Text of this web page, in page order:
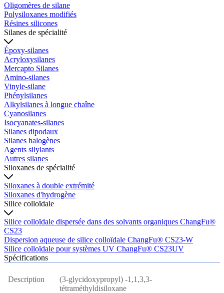
Oligomères de silane
Polysiloxanes modifiés
Résines silicones
Silanes de spécialité
Époxy-silanes
Acryloxysilanes
Mercapto Silanes
Amino-silanes
Vinyle-silane
Phénylsilanes
Alkylsilanes à longue chaîne
Cyanosilanes
Isocyanates-silanes
Silanes dipodaux
Silanes halogènes
Agents silylants
Autres silanes
Siloxanes de spécialité
Siloxanes à double extrémité
Siloxanes d'hydrogène
Silice colloïdale
Silice colloïdale dispersée dans des solvants organiques ChangFu®
CS23
Dispersion aqueuse de silice colloïdale ChangFu® CS23-W
Silice colloïdale pour systèmes UV ChangFu® CS23UV
Spécifications
Description
(3-glycidoxypropyl) -1,1,3,3-
tétraméthyldisiloxane